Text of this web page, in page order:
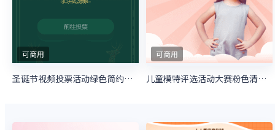
可商用
圣诞节视频投票活动绿色简约风格投票活动
可商用
儿童模特评选活动大赛粉色清新微信投票活动